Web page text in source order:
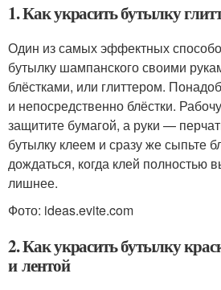
1. Как украсить бутылку
Один из самых эффектных
бутылку шампанского своими
блёстками, или глиттером.
и непосредственно блёстки.
защитите бумагой, а руки —
бутылку клеем и сразу же сыпьте
дождаться, когда клей полностью
лишнее.
Фото: ideas.evite.com
2. Как украсить бутылку
и лентой